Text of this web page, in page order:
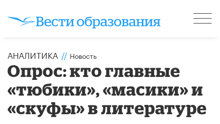
АНАЛИТИКА // Новость
Опрос: кто главные
«тюбики», «масики» и
«скуфы» в литературе